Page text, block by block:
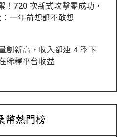
！720 次新式攻擊零成功，
一年前想都不敢想
新高，收入卻連 4 季下
稀釋平台收益
幣熱門榜